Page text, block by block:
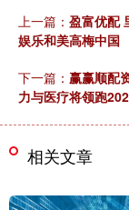
上一篇： 盈富优配
娱乐和美高梅中国
下一篇： 赢赢顺配
力与医疗将领跑
相关文章